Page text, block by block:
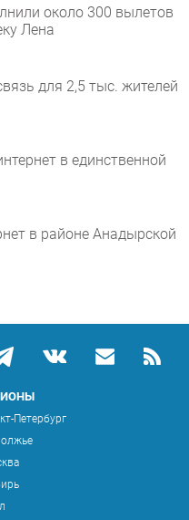
около 300 вылетов
Лена
для 2,5 тыс. жителей
в единственной
в районе Анадырской
Петербург